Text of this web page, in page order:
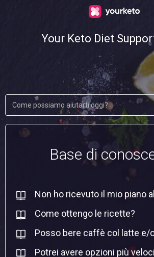
Your Keto Diet
Base di
Non ho ricevuto il mio piano
Come ottengo le ricette?
Posso bere caffè col latte e/
Potrei avere opzioni più